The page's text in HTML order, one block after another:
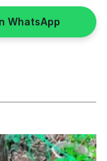
WhatsApp